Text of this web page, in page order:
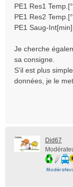
PE1 Res1
PE1 Res2
PE1 Saug-
Je cherche
sa consigne.
S'il est plus
données, je le
Did67